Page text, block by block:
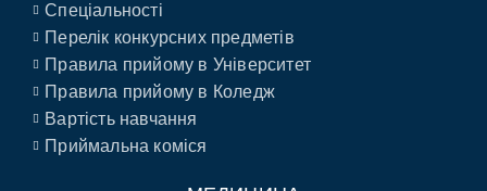
Спеціальності
Перелік конкурсних предметів
Правила прийому в Університет
Правила прийому в Коледж
Вартість навчання
Приймальна коміся